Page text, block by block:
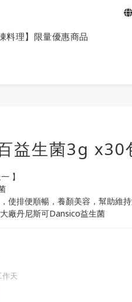
料理】限量優惠商品
益生菌3g x30
】
使排便順暢，養顏美容，幫助維
廠丹尼斯可Dansico益生菌
作天